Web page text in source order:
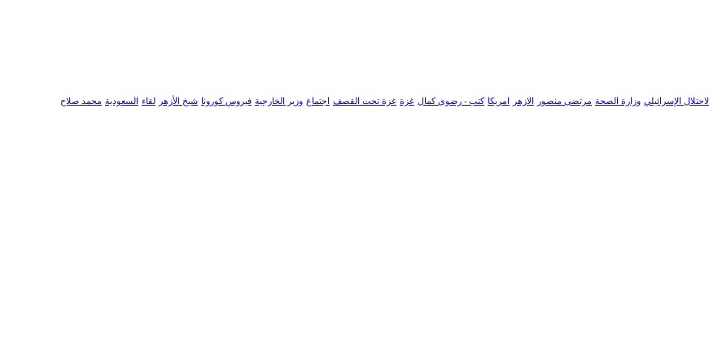
الإسرائيلي وزارة الصحة مرتضى منصور الازهر امريكا كتب - رضوى كمال غزة غزة تحت القصف اجتماع وزير الخارجية فيروس كورونا شيخ الأزهر لقاء السعودية محمد صلاح